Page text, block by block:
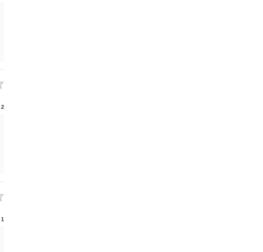
2
1